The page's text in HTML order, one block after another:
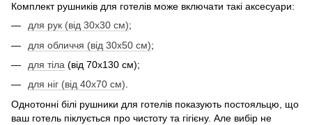
Комплект рушників для готелів може включати такі аксесуари:
для рук (від 30х30 см);
для обличчя (від 30х50 см);
для тіла (від 70х130 см);
для ніг (від 40х70 см).
Однотонні білі рушники для готелів показують постояльцю, що
ваш готель піклується про чистоту та гігієну. Але вибір не